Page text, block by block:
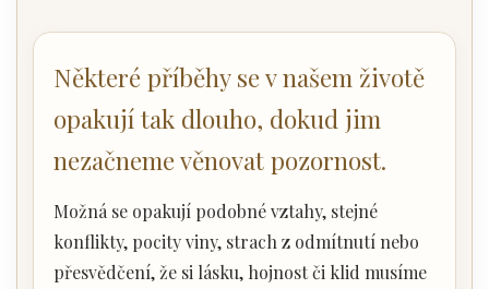
Některé příběhy se v našem životě
opakují tak dlouho, dokud jim
nezačneme věnovat pozornost.
Možná se opakují podobné vztahy, stejné
konflikty, pocity viny, strach z odmítnutí nebo
přesvědčení, že si lásku, hojnost či klid musíme